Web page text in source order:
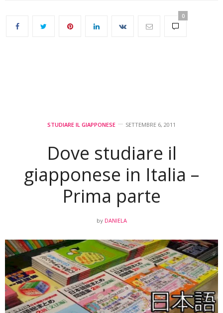
0
STUDIARE IL GIAPPONESE SETTEMBRE 6, 2011
Dove studiare il
giapponese in Italia –
Prima parte
by DANIELA